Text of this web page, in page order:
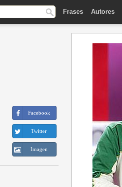
Frases Autores
Facebook
Twitter
Imagen